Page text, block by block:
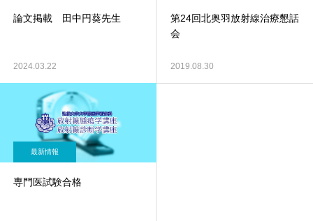
論文掲載 田中円葵先生
2024.03.22
第24回北奥羽放射線治療懇話
会
2019.08.30
最新情報
専門医試験合格